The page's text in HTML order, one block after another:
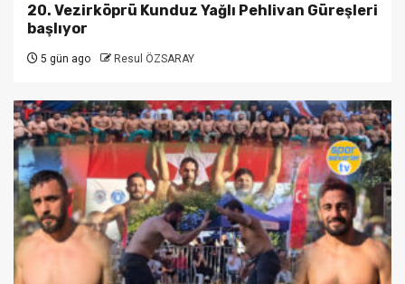
20. Vezirköprü Kunduz Yağlı Pehlivan Güreşleri
başlıyor
5 gün ago Resul ÖZSARAY